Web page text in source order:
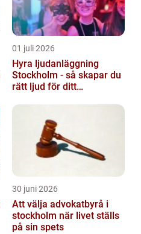
01 juli 2026
Hyra ljudanläggning
Stockholm - så skapar du
rätt ljud för ditt
30 juni 2026
Att välja advokatbyrå i
stockholm när livet ställs
på sin spets